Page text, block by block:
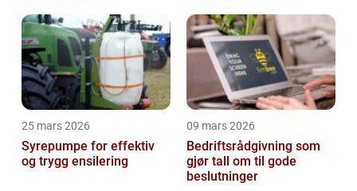
25 mars 2026
Syrepumpe for effektiv
og trygg ensilering
09 mars 2026
Bedriftsrådgivning som
gjør tall om til gode
beslutninger